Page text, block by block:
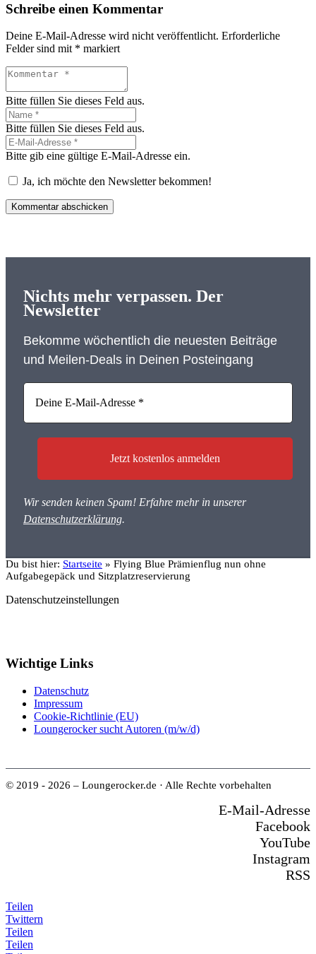
Schreibe einen Kommentar
Deine E-Mail-Adresse wird nicht veröffentlicht. Erforderliche
Felder sind mit * markiert
Bitte füllen Sie dieses Feld aus.
Bitte füllen Sie dieses Feld aus.
Bitte gib eine gültige E-Mail-Adresse ein.
Ja, ich möchte den Newsletter bekommen!
Kommentar abschicken
Nichts mehr verpassen. Der
Newsletter
Bekomme wöchentlich die neuesten Beiträge
und Meilen-Deals in Deinen Posteingang
Wir senden keinen Spam! Erfahre mehr in unserer
Datenschutzerklärung.
Du bist hier: Startseite » Flying Blue Prämienflug nun ohne
Aufgabegepäck und Sitzplatzreservierung
Datenschutzeinstellungen
Wichtige Links
Datenschutz
Impressum
Cookie-Richtlinie (EU)
Loungerocker sucht Autoren (m/w/d)
© 2019 - 2026 – Loungerocker.de · Alle Rechte vorbehalten
E-Mail-Adresse
Facebook
YouTube
Instagram
RSS
Teilen
Twittern
Teilen
Teilen